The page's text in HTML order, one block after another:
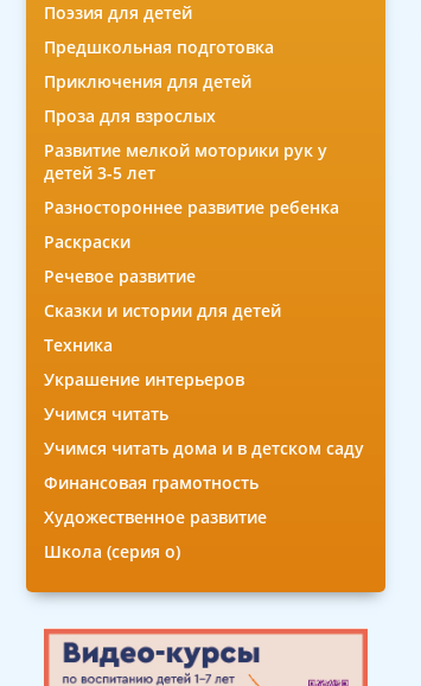
Поэзия для детей
Предшкольная подготовка
Приключения для детей
Проза для взрослых
Развитие мелкой моторики рук у
детей 3-5 лет
Разностороннее развитие ребенка
Раскраски
Речевое развитие
Сказки и истории для детей
Техника
Украшение интерьеров
Учимся читать
Учимся читать дома и в детском саду
Финансовая грамотность
Художественное развитие
Школа (серия о)